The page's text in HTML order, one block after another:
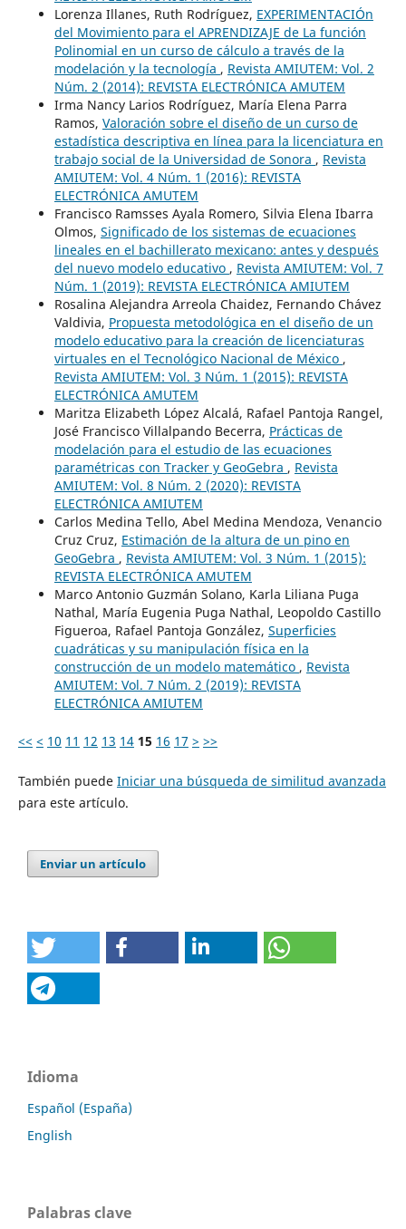
Lorenza Illanes, Ruth Rodríguez, EXPERIMENTACIÓn
del Movimiento para el APRENDIZAJE de La función
Polinomial en un curso de cálculo a través de la
modelación y la tecnología , Revista AMIUTEM: Vol. 2
Núm. 2 (2014): REVISTA ELECTRÓNICA AMUTEM
Irma Nancy Larios Rodríguez, María Elena Parra
Ramos, Valoración sobre el diseño de un curso de
estadística descriptiva en línea para la licenciatura en
trabajo social de la Universidad de Sonora , Revista
AMIUTEM: Vol. 4 Núm. 1 (2016): REVISTA
ELECTRÓNICA AMUTEM
Francisco Ramsses Ayala Romero, Silvia Elena Ibarra
Olmos, Significado de los sistemas de ecuaciones
lineales en el bachillerato mexicano: antes y después
del nuevo modelo educativo , Revista AMIUTEM: Vol. 7
Núm. 1 (2019): REVISTA ELECTRÓNICA AMIUTEM
Rosalina Alejandra Arreola Chaidez, Fernando Chávez
Valdivia, Propuesta metodológica en el diseño de un
modelo educativo para la creación de licenciaturas
virtuales en el Tecnológico Nacional de México ,
Revista AMIUTEM: Vol. 3 Núm. 1 (2015): REVISTA
ELECTRÓNICA AMUTEM
Maritza Elizabeth López Alcalá, Rafael Pantoja Rangel,
José Francisco Villalpando Becerra, Prácticas de
modelación para el estudio de las ecuaciones
paramétricas con Tracker y GeoGebra , Revista
AMIUTEM: Vol. 8 Núm. 2 (2020): REVISTA
ELECTRÓNICA AMIUTEM
Carlos Medina Tello, Abel Medina Mendoza, Venancio
Cruz Cruz, Estimación de la altura de un pino en
GeoGebra , Revista AMIUTEM: Vol. 3 Núm. 1 (2015):
REVISTA ELECTRÓNICA AMUTEM
Marco Antonio Guzmán Solano, Karla Liliana Puga
Nathal, María Eugenia Puga Nathal, Leopoldo Castillo
Figueroa, Rafael Pantoja González, Superficies
cuadráticas y su manipulación física en la
construcción de un modelo matemático , Revista
AMIUTEM: Vol. 7 Núm. 2 (2019): REVISTA
ELECTRÓNICA AMIUTEM
<< < 10 11 12 13 14 15 16 17 > >>
También puede Iniciar una búsqueda de similitud avanzada
para este artículo.
Enviar un artículo
Idioma
Español (España)
English
Palabras clave